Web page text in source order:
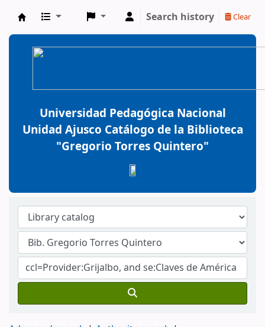
BiblioGTQ
Search history Clear
Universidad Pedagógica Nacional
Unidad Ajusco Catálogo de la Biblioteca
"Gregorio Torres Quintero"